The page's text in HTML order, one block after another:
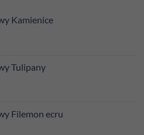
Kamienice
Tulipany
Filemon ecru